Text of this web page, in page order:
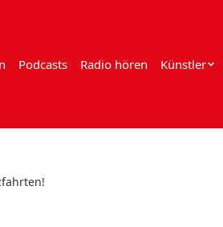
Podcasts Radio hören Künstler